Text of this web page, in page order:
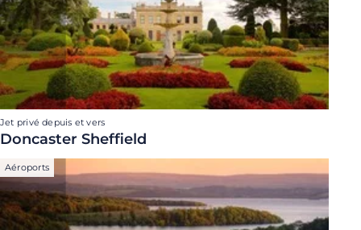
Jet privé depuis et vers
Doncaster Sheffield
Aéroports